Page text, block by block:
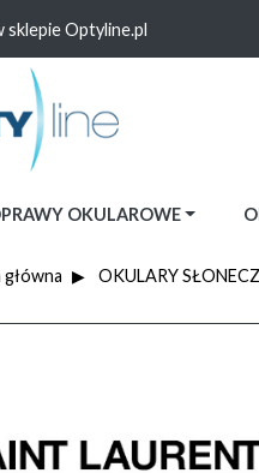
sklepie Optyline.pl
OKULAROWE
OKULARY